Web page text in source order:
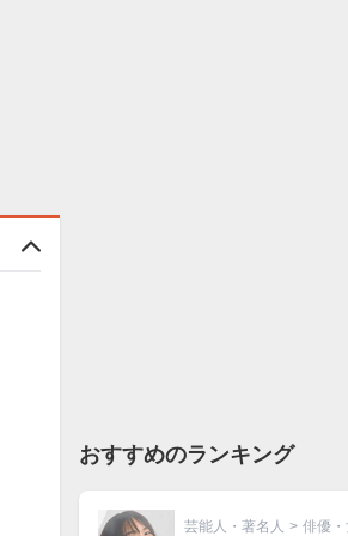
おすすめのランキング
芸能人・著名人 > 俳優